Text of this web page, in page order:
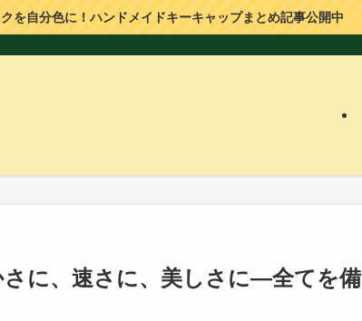
を自分色に！ハンドメイドキーキャップまとめ記事公開中
さに、速さに、美しさに—全てを備